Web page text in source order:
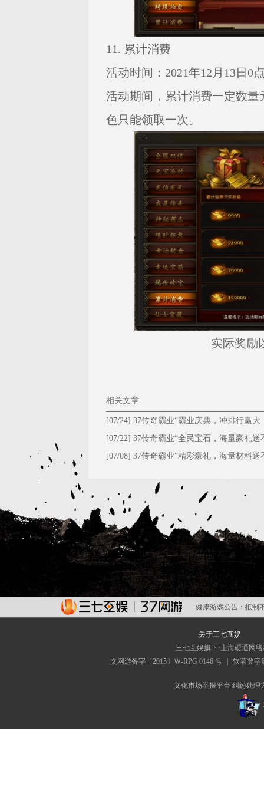
11. 累计消费
活动时间：2021年12月13日0
活动期间，累计消费一定数
色只能领取一次。
实际奖励
相关文章
[07/24] 37传奇霸业“霸业庆典，冲排行赢大
礼！”
[07/22] 37传奇霸业“全民宝石，海量豪礼送
停！”
[07/08] 37传奇霸业“精彩豪礼，海量材料送
健康游戏公告： 抵制
关于三七互娱
三七互娱旗下·上海硬通网
文网游备字〔2015〕Ｗ-RPG 0146 号
软著登字
文化市场举报平台 纠纷处理